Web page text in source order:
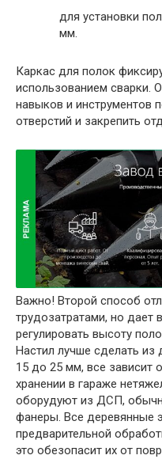
для установки
мм.
Каркас для полок
использованием сварки.
навыков и инструментов
отверстий и закрепить
Важно! Второй способ
трудозатратами, но
регулировать высоту
Настил лучше сделать
15 до 25 мм, все зависит
хранении в гараже
оборудуют из ДСП,
фанеры. Все деревянные
предварительной
это обезопасит их от